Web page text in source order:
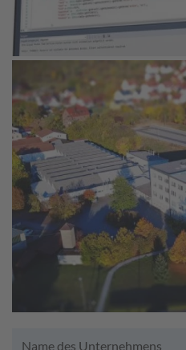
Name des Unternehmens